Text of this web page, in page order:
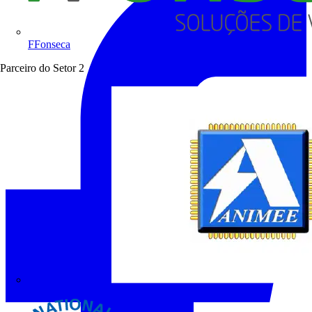
FFonseca
Parceiro do Setor 2